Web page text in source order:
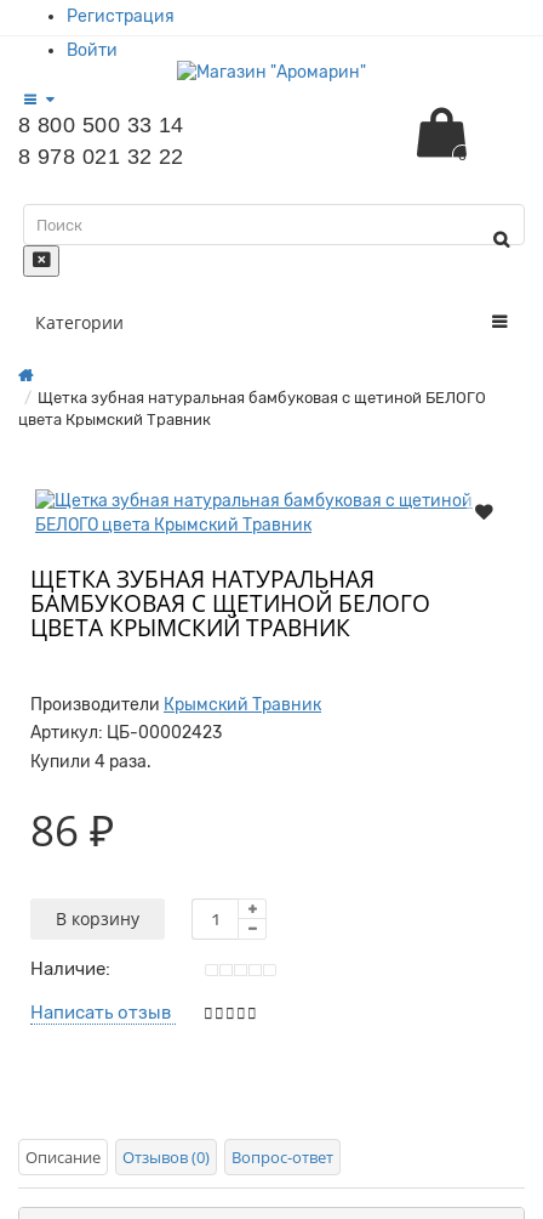
Регистрация
Войти
8 800 500 33 14
8 978 021 32 22
0
Категории
Щетка зубная натуральная бамбуковая с щетиной БЕЛОГО
цвета Крымский Травник
ЩЕТКА ЗУБНАЯ НАТУРАЛЬНАЯ
БАМБУКОВАЯ С ЩЕТИНОЙ БЕЛОГО
ЦВЕТА КРЫМСКИЙ ТРАВНИК
Производители Крымский Травник
Артикул: ЦБ-00002423
Купили 4 раза.
86 ₽
В корзину
Наличие:
Написать отзыв
Описание Отзывов (0) Вопрос-ответ